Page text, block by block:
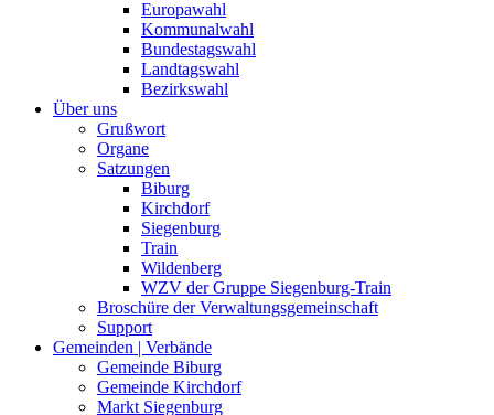
Europawahl
Kommunalwahl
Bundestagswahl
Landtagswahl
Bezirkswahl
Über uns
Grußwort
Organe
Satzungen
Biburg
Kirchdorf
Siegenburg
Train
Wildenberg
WZV der Gruppe Siegenburg-Train
Broschüre der Verwaltungsgemeinschaft
Support
Gemeinden | Verbände
Gemeinde Biburg
Gemeinde Kirchdorf
Markt Siegenburg